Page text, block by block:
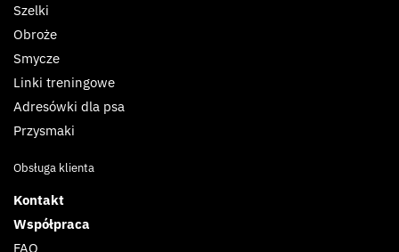
Szelki
Obroże
Smycze
Linki treningowe
Adresówki dla psa
Przysmaki
Obsługa klienta
Kontakt
Współpraca
FAQ